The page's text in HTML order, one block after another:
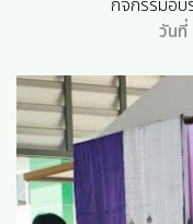
กิจกรรมอ
วัน